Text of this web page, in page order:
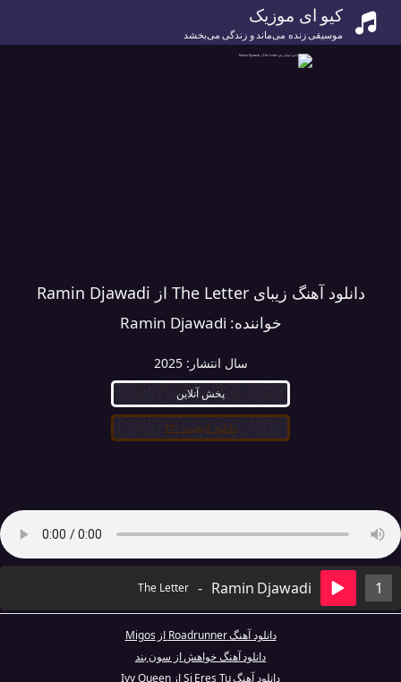
کیو ای موزیک
موسیقی زنده می‌ماند و زندگی می‌بخشد
دانلود آهنگ زیبای The Letter از Ramin Djawadi
خواننده: Ramin Djawadi
سال انتشار:2025
پخش آنلاین
دانلود کیفیت ۳۲۰
1
Ramin Djawadi
-
The Letter
دانلود آهنگ Roadrunner از Migos
دانلود آهنگ خواهش از سون بند
دانلود آهنگ Si Eres Tu از Ivy Queen